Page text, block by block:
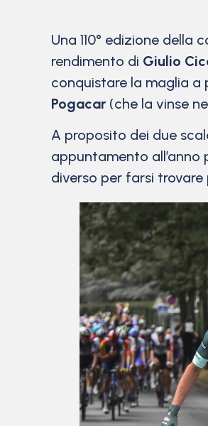
Una 110° edizione
rendimento di Giulio
conquistare la maglia a
Pogacar (che la vinse
A proposito dei due
appuntamento all’anno
diverso per farsi